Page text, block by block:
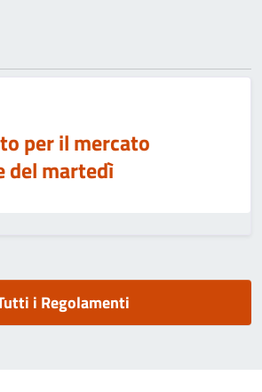
per il mercato
del martedì
i Regolamenti